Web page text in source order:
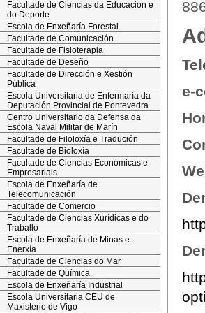
Facultade de Ciencias da Educación e
do Deporte
Escola de Enxeñaría Forestal
Facultade de Comunicación
Facultade de Fisioterapia
Facultade de Deseño
Facultade de Dirección e Xestión
Pública
Escola Universitaria de Enfermaría da
Deputación Provincial de Pontevedra
Centro Universitario da Defensa da
Escola Naval Militar de Marín
Facultade de Filoloxía e Tradución
Facultade de Bioloxía
Facultade de Ciencias Económicas e
Empresariais
Escola de Enxeñaría de
Telecomunicación
Facultade de Comercio
Facultade de Ciencias Xurídicas e do
Traballo
Escola de Enxeñaría de Minas e
Enerxía
Facultade de Ciencias do Mar
Facultade de Química
Escola de Enxeñaría Industrial
Escola Universitaria CEU de
Maxisterio de Vigo
e-